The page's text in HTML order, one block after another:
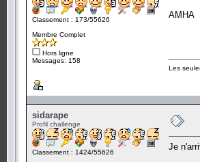
Classement : 173/55626
Membre Complet
Hors ligne
Messages: 158
AMHA
Les
sidarape
Profil challenge
Classement : 1424/55626
Je